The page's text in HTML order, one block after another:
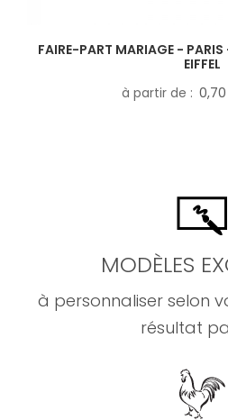
FAIRE-PART MARIAGE - PARIS
EIFFEL
à partir de
MODÈLES
à personnaliser selon
résultat